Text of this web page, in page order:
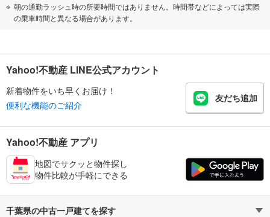
朝の通勤ラッシュ時の所要時間ではありません。時間帯などによっては実際
の乗車時間と異なる場合があります。
Yahoo!不動産 LINE公式アカウント
新着物件をいち早くお届け！
便利な機能のご紹介
友だち追加
Yahoo!不動産 アプリ
地図でサクッと物件探し
物件比較が手軽にできる
千葉県の中古一戸建てを探す